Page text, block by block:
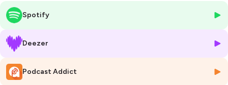
climatique et des perturbations environnementales, à quoi devraient
ressembler les villes du futur ?
Queyssi
Lodération : Saul Pandelakis
Hébergé par Ausha. Visitez
pour plus d'informations.
Spotify
Deezer
Podcast Addict